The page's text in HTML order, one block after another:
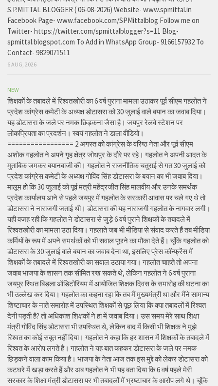
S.P.MITTAL BLOGGER ( 06-08-2026) Website- www.spmittal.in
Facebook Page- www.facebook.com/SPMittalblog Follow me on
Twitter- https://twitter.com/spmittalblogger?s=11 Blog-
spmittal.blogspot.com To Add in WhatsApp Group- 9166157932 To
Contact- 9829071511
6 AUG, 2026
NEW
शिक्षकों के तबादले में रिश्वतखोरी का 6 वर्ष पुराना मामला उठाकर पूर्व सीएम गहलोत ने
प्रदेश कांग्रेस कमेटी के अध्यक्ष डोटासरा को 30 जुलाई वाले बयान का जवाब दिया।
यह डोटासरा के जले पर नमक छिड़कना जैसा है। जयपुर रेलवे स्टेशन पर
लोकप्रियता का प्रदर्शन। स्वयं गहलोत ने डाला वीडियो।
================= 2 अगस्त को कांग्रेस के वरिष्ठ नेता और पूर्व सीएम
अशोक गहलोत ने अपने गृह क्षेत्र जोधपुर के दौरे पर रहे। गहलोत ने अपनी आदत के
मुताबिक जमकर बयानबाजी की। गहलोत ने राजनीतिक चतुराई से गत 30 जुलाई को
प्रदेश कांग्रेस कमेटी के अध्यक्ष गोविंद सिंह डोटासरा के बयान का भी जवाब दिया।
मालूम हो कि 30 जुलाई को पूर्व मंत्री महेंद्रजीत सिंह मालवीय और उनके समर्थक
प्रदेश कार्यालय आने से पहले जयपुर में गहलोत के सरकारी आवास पर चले गए थे तो
डोटासरा ने नाराजगी जताई थी। डोटासरा की यह नाराजगी गहलोत के नागवार लगी।
यही वजह रही कि गहलोत ने डोटासरा से जुड़े 6 वर्ष पुराने शिक्षकों के तबादले में
रिश्वतखोरी का मामला उठा दिया। गहलाते जब भी मीडिया से संवाद करते हैं तब मीडिया
कर्मियों के रूप में अपने समर्थकों को भी सवाल पूछने का मौका देते हैं। चूंकि गहलोत को
डोटासरा के 30 जुलाई वाले बयान का जवाब देना था, इसलिए प्रेस कॉन्फ्रेंस में
शिक्षकों के तबादले में रिश्वतखोरी का सवाल उठाया गया। गहलोत चाहते तो अपना
जवाब भाजपा के शासन तक सीमित रख सकते थे, लेकिन गहलोत ने 6 वर्ष पुराना
जयपुर स्थित बिड़ला ऑडिटोरियम में आयोजित शिक्षक दिवस के समारोह की घटना का
भी उल्लेख कर दिया। गहलोत का कहना रहा कि तब मैं मुख्यमंत्री था और मैंने सामान्य
शिष्टाचार के नाते समारोह में उपस्थित शिक्षकों से पूछ लिया कि क्या तबादलों में रिश्वत
देनी पड़ती है? तो अधिकांश शिक्षकों ने हां में जवाब दिया। उस समय मेरे साथ शिक्षा
मंत्री गोविंद सिंह डोटासरा भी उपस्थित थे, लेकिन बाद में किसी भी शिक्षक ने मुझे
रिश्वत का कोई सबूत नहीं दिया। गहलोत ने कहा कि हर शासन में शिक्षकों के तबादले में
रिश्वत के आरोप लगते है। गहलोत ने यह बात कहकर डोटासरा के जले पर नमक
छिड़कने वाला काम किया है। भाजपा के नेता आज तक इस मुद्दे को लेकर डोटासरा को
कटघरे में खड़ा करते हैं और अब गहलोत ने भी यह बता दिया कि 6 वर्ष पहले मेरी
सरकार के शिक्षा मंत्री डोटासरा पर भी तबादलों में भ्रष्टाचार के आरोप लगे थे। चूंकि